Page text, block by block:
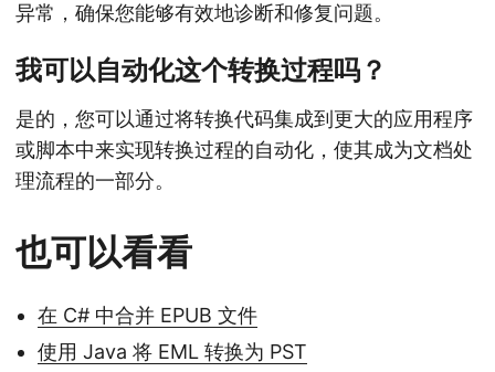
异常，确保您能够有效地诊断和修复问题。
我可以自动化这个转换过程吗？
是的，您可以通过将转换代码集成到更大的应用程序
或脚本中来实现转换过程的自动化，使其成为文档处
理流程的一部分。
也可以看看
在 C# 中合并 EPUB 文件
使用 Java 将 EML 转换为 PST